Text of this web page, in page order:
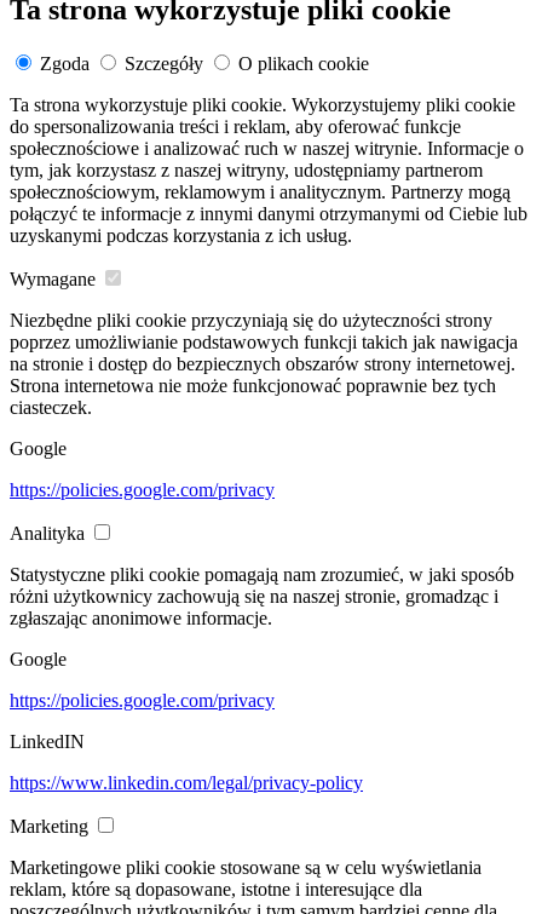
Ta strona wykorzystuje pliki cookie
Zgoda Szczegóły
O plikach cookie
Ta strona wykorzystuje pliki cookie. Wykorzystujemy pliki cookie
do spersonalizowania treści i reklam, aby oferować funkcje
społecznościowe i analizować ruch w naszej witrynie. Informacje o
tym, jak korzystasz z naszej witryny, udostępniamy partnerom
społecznościowym, reklamowym i analitycznym. Partnerzy mogą
połączyć te informacje z innymi danymi otrzymanymi od Ciebie lub
uzyskanymi podczas korzystania z ich usług.
Wymagane
Niezbędne pliki cookie przyczyniają się do użyteczności strony
poprzez umożliwianie podstawowych funkcji takich jak nawigacja
na stronie i dostęp do bezpiecznych obszarów strony internetowej.
Strona internetowa nie może funkcjonować poprawnie bez tych
ciasteczek.
Google
https://policies.google.com/privacy
Analityka
Statystyczne pliki cookie pomagają nam zrozumieć, w jaki sposób
różni użytkownicy zachowują się na naszej stronie, gromadząc i
zgłaszając anonimowe informacje.
Google
https://policies.google.com/privacy
LinkedIN
https://www.linkedin.com/legal/privacy-policy
Marketing
Marketingowe pliki cookie stosowane są w celu wyświetlania
reklam, które są dopasowane, istotne i interesujące dla